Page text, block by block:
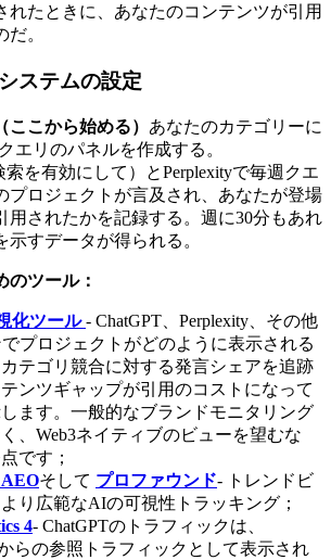
れたときに、あなたのコンテンツが引用
。
ステムの設定
こから始める） あなたのカテゴリーに
エリのパネルを作成する。
索を有効にして）とPerplexityで毎週クエ
プロジェクトが言及され、あなたが登場
用されたかを記録する。週に30分もあれ
すデータが得られる。
のツール：
化ツール- ChatGPT、Perplexity、その他
プロジェクトがどのように表示される
テゴリ競合に対する発言シェアを追跡
ンツギャップが引用のコストになって
ます。一般的なブランドモニタリング
、Web3ネイティブのビューを望むな
です；
そして プロファウンド- トレンドビ
り広範なAIの可視性トラッキング；
4- ChatGPTのトラフィックは、
らの参照トラフィックとして表示され